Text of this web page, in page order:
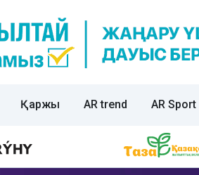
Қаржы AR trend AR Sport